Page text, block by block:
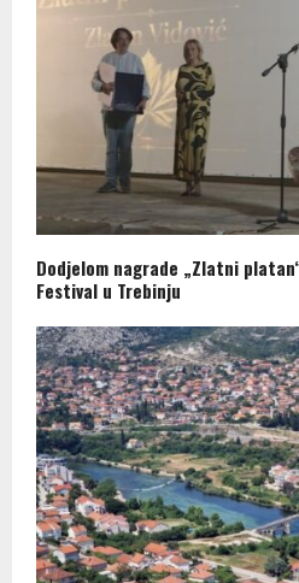
Dodjelom nagrade „Zlatni
Festival u Trebinju